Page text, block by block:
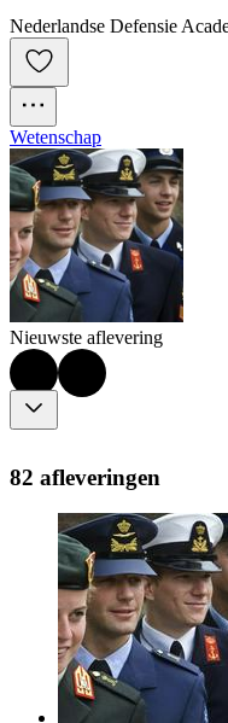
Nederlandse Defensie
Wetenschap
Nieuwste aflevering
82 afleveringen